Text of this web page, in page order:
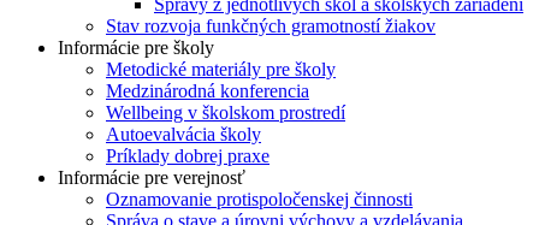
Správy z jednotlivých škôl a školských zariadení
Stav rozvoja funkčných gramotností žiakov
Informácie pre školy
Metodické materiály pre školy
Medzinárodná konferencia
Wellbeing v školskom prostredí
Autoevalvácia školy
Príklady dobrej praxe
Informácie pre verejnosť
Oznamovanie protispoločenskej činnosti
Správa o stave a úrovni výchovy a vzdelávania